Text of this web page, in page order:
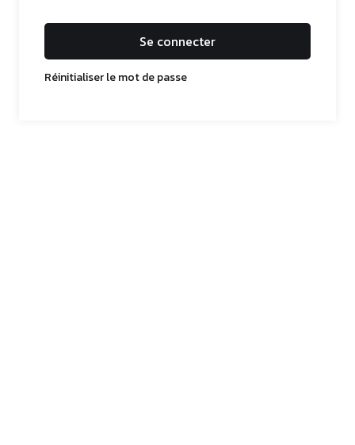
Se connecter
Réinitialiser le mot de passe